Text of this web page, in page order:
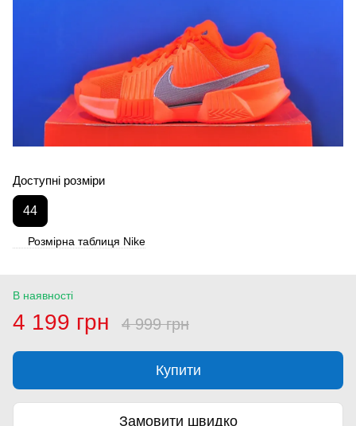
Доступні розміри
44
Розмірна таблиця Nike
В наявності
4 199 грн 4 999 грн
Купити
Замовити швидко